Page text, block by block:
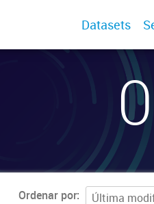
Datasets
Ordenar por